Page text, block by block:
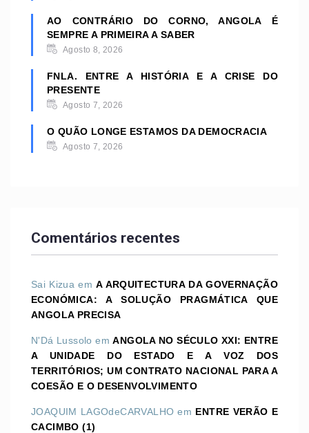
AO CONTRÁRIO DO CORNO, ANGOLA É
SEMPRE A PRIMEIRA A SABER
Agosto 8, 2026
FNLA. ENTRE A HISTÓRIA E A CRISE DO
PRESENTE
Agosto 7, 2026
O QUÃO LONGE ESTAMOS DA DEMOCRACIA
Agosto 7, 2026
Comentários recentes
Sai Kizua emA ARQUITECTURA DA GOVERNAÇÃO
ECONÓMICA: A SOLUÇÃO PRAGMÁTICA QUE
ANGOLA PRECISA
N'Dá Lussolo emANGOLA NO SÉCULO XXI: ENTRE
A UNIDADE DO ESTADO E A VOZ DOS
TERRITÓRIOS; UM CONTRATO NACIONAL PARA A
COESÃO E O DESENVOLVIMENTO
JOAQUIM LAGOdeCARVALHO em ENTRE VERÃO E
CACIMBO (1)